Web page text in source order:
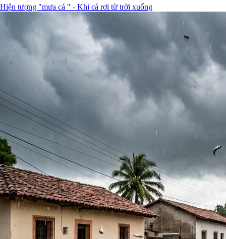
Hiện tượng "mưa cá " - Khi cá rơi từ trời xuống